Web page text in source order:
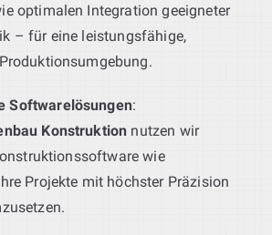
optimalen Integration geeigneter
– für eine leistungsfähige,
Softwarelösungen:
Konstruktion nutzen wir
wie
Projekte mit höchster Präzision